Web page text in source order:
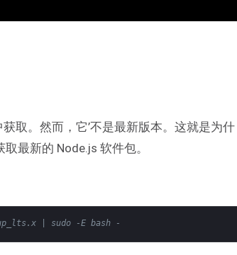
取。然而，它’不是最新版本。这就是为什
取最新的 Node.js 软件包。
| sudo -E bash -